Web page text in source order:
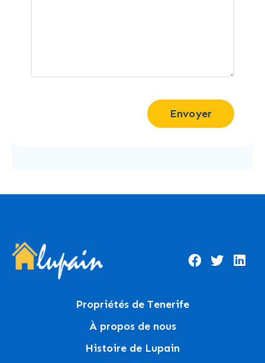
Envoyer
Propriétés de Tenerife
À propos de nous
Histoire de Lupain